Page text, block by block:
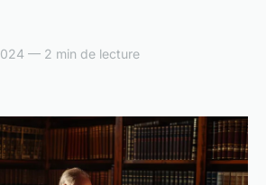
— 2 min de lecture